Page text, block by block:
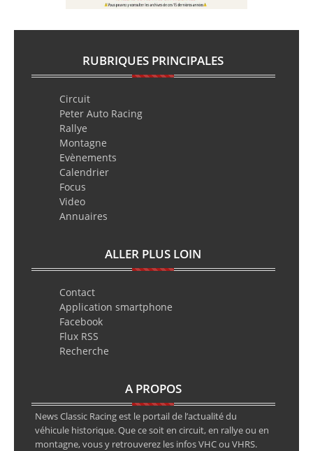
RUBRIQUES PRINCIPALES
Circuit
Peter Auto Racing
Rallye
Montagne
Evènements
Calendrier
Focus
Video
Annuaires
ALLER PLUS LOIN
Contact
Application smartphone
Facebook
Flux RSS
Recherche
A PROPOS
News Classic Racing est le portail de l’actualité du
véhicule historique. Que ce soit en circuit, en rallye ou en
montagne, vous y retrouverez les infos VHC ou VHRS.